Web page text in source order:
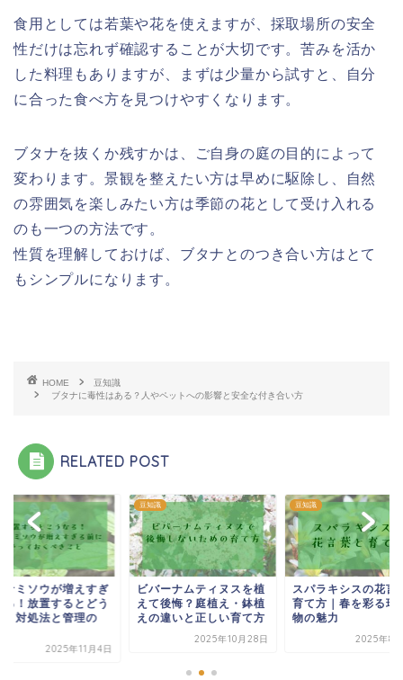
食用としては若葉や花を使えますが、採取場所の安全
性だけは忘れず確認することが大切です。苦みを活か
した料理もありますが、まずは少量から試すと、自分
に合った食べ方を見つけやすくなります。
ブタナを抜くか残すかは、ご自身の庭の目的によって
変わります。景観を整えたい方は早めに駆除し、自然
の雰囲気を楽しみたい方は季節の花として受け入れる
のも一つの方法です。
性質を理解しておけば、ブタナとのつき合い方はとて
もシンプルになります。
HOME
豆知識
ブタナに毒性はある？人やペットへの影響と安全な付き合い方
RELATED POST
ナミソウが増えすぎ
る！放置するとどう
？対処法と管理の
2025年11月4日
豆知識
ビバーナムティヌスを植
えて後悔？庭植え・鉢植
えの違いと正しい育て方
2025年10月28日
豆知識
スパラキシスの花言
育て方｜春を彩る球
物の魅力
2025年8